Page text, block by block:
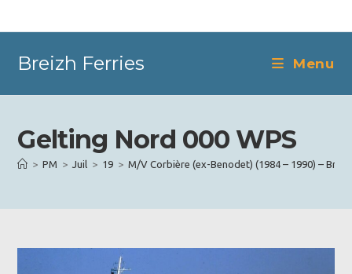
Breizh Ferries Menu
Gelting Nord 000 WPS
> PM > Juil > 19 > M/V Corbière (ex-Benodet) (1984 – 1990) –